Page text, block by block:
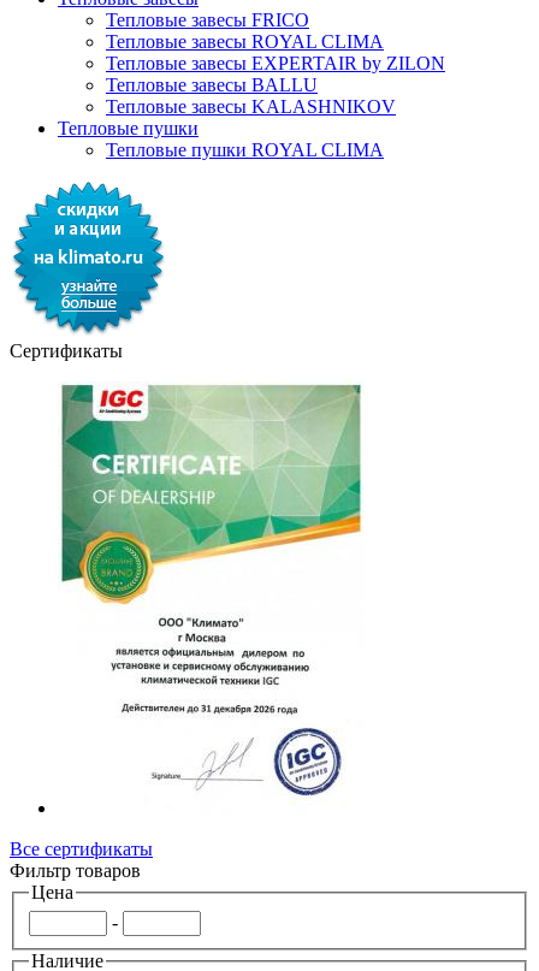
Тепловые завесы FRICO
Тепловые завесы ROYAL CLIMA
Тепловые завесы EXPERTAIR by ZILON
Тепловые завесы BALLU
Тепловые завесы KALASHNIKOV
Тепловые пушки
Тепловые пушки ROYAL CLIMA
Сертификаты
Все сертификаты
Фильтр товаров
Цена
-
Наличие